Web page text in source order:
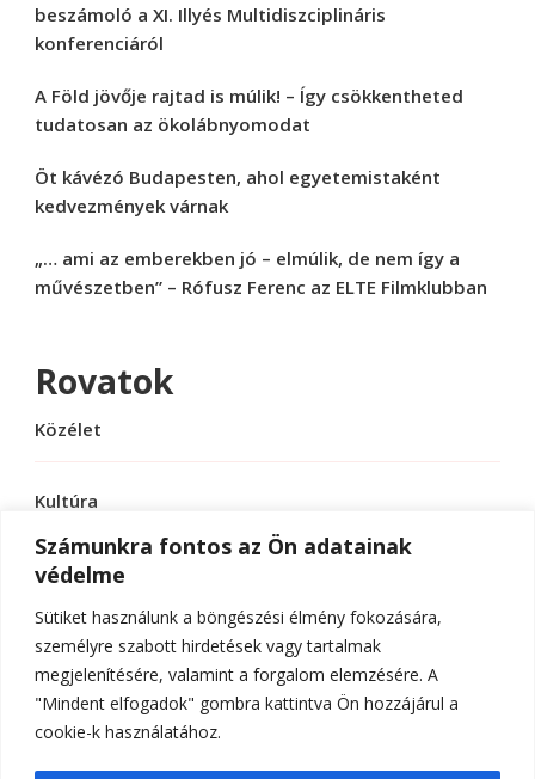
Számunkra fontos az Ön adatainak
védelme
Sütiket használunk a böngészési élmény fokozására,
személyre szabott hirdetések vagy tartalmak
megjelenítésére, valamint a forgalom elemzésére. A
"Mindent elfogadok" gombra kattintva Ön hozzájárul a
cookie-k használatához.
beszámoló a XI. Illyés Multidiszciplináris
konferenciáról
A Föld jövője rajtad is múlik! – Így csökkentheted
tudatosan az ökolábnyomodat
Öt kávézó Budapesten, ahol egyetemistaként
kedvezmények várnak
„… ami az emberekben jó – elmúlik, de nem így a
művészetben” – Rófusz Ferenc az ELTE Filmklubban
Rovatok
Közélet
Kultúra
Sport
Tudomány